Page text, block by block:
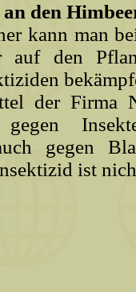
den
kann man
auf den
der Firma
gegen
ist